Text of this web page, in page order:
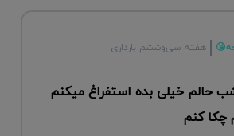
هفته سی‌وششم بارداری
حالم خیلی بده استفراغ میکنم
چکا کنم